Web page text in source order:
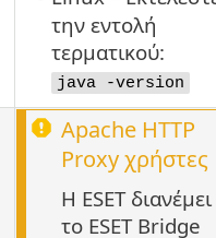
την εντολή
τερματικού:
java -version
Apache HTTP
Proxyχρήστες
Η ESET διανέμει
το ESET Bridge